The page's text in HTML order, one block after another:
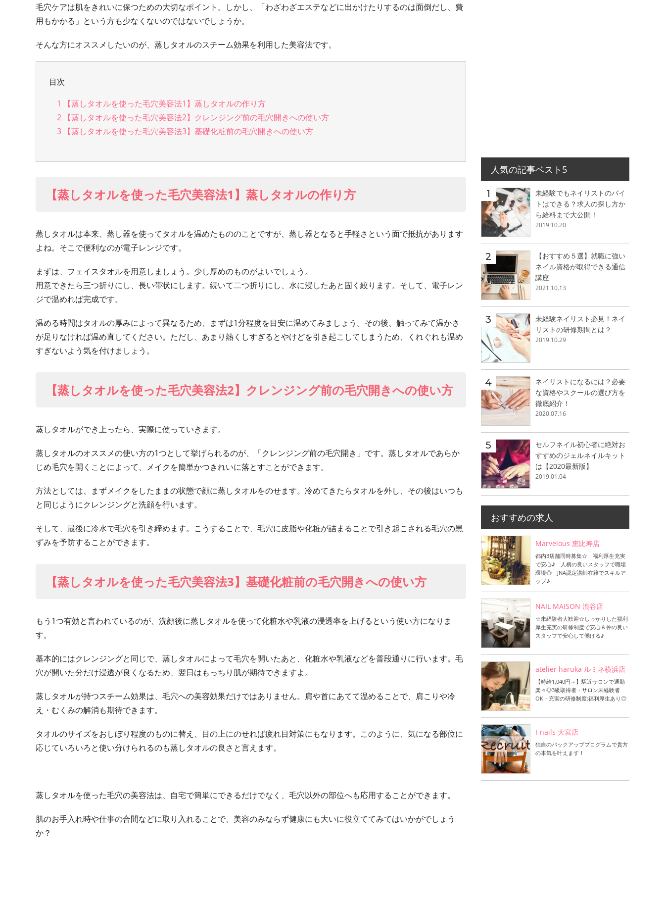
毛穴ケアは肌をきれいに保つための大切なポイント。しかし、「わざわざエステなどに出かけたりするのは面倒だし、費
用もかかる」という方も少なくないのではないでしょうか。
そんな方にオススメしたいのが、蒸しタオルのスチーム効果を利用した美容法です。
目次
1
【蒸しタオルを使った毛穴美容法1】蒸しタオルの作り方
2 【蒸しタオルを使った毛穴美容法2】クレンジング前の毛穴開きへの使い方
3 【蒸しタオルを使った毛穴美容法3】基礎化粧前の毛穴開きへの使い方
【蒸しタオルを使った毛穴美容法1】蒸しタオルの作り方
蒸しタオルは本来、蒸し器を使ってタオルを温めたもののことですが、蒸し器となると手軽さという面で抵抗があります
よね。そこで便利なのが電子レンジです。
まずは、フェイスタオルを用意しましょう。少し厚めのものがよいでしょう。
用意できたら三つ折りにし、長い帯状にします。続いて二つ折りにし、水に浸したあと固く絞ります。そして、電子レン
ジで温めれば完成です。
温める時間はタオルの厚みによって異なるため、まずは1分程度を目安に温めてみましょう。その後、触ってみて温かさ
が足りなければ温め直してください。ただし、あまり熱くしすぎるとやけどを引き起こしてしまうため、くれぐれも温め
すぎないよう気を付けましょう。
【蒸しタオルを使った毛穴美容法2】クレンジング前の毛穴開きへの使い方
蒸しタオルができ上ったら、実際に使っていきます。
蒸しタオルのオススメの使い方の1つとして挙げられるのが、「クレンジング前の毛穴開き」です。蒸しタオルであらか
じめ毛穴を開くことによって、メイクを簡単かつきれいに落とすことができます。
方法としては、まずメイクをしたままの状態で顔に蒸しタオルをのせます。冷めてきたらタオルを外し、その後はいつも
と同じようにクレンジングと洗顔を行います。
そして、最後に冷水で毛穴を引き締めます。こうすることで、毛穴に皮脂や化粧が詰まることで引き起こされる毛穴の黒
ずみを予防することができます。
【蒸しタオルを使った毛穴美容法3】基礎化粧前の毛穴開きへの使い方
もう1つ有効と言われているのが、洗顔後に蒸しタオルを使って化粧水や乳液の浸透率を上げるという使い方になりま
す。
基本的にはクレンジングと同じで、蒸しタオルによって毛穴を開いたあと、化粧水や乳液などを普段通りに行います。毛
穴が開いた分だけ浸透が良くなるため、翌日はもっちり肌が期待できますよ。
蒸しタオルが持つスチーム効果は、毛穴への美容効果だけではありません。肩や首にあてて温めることで、肩こりや冷
え・むくみの解消も期待できます。
タオルのサイズをおしぼり程度のものに替え、目の上にのせれば疲れ目対策にもなります。このように、気になる部位に
応じていろいろと使い分けられるのも蒸しタオルの良さと言えます。
蒸しタオルを使った毛穴の美容法は、自宅で簡単にできるだけでなく、毛穴以外の部位へも応用することができます。
肌のお手入れ時や仕事の合間などに取り入れることで、美容のみならず健康にも大いに役立ててみてはいかがでしょう
か？
人気の記事ベスト5
未経験でもネイリストのバイ
トはできる？求人の探し方か
ら給料まで大公開！
2019.10.20
【おすすめ５選】就職に強い
ネイル資格が取得できる通信
講座
2021.10.13
未経験ネイリスト必見！ネイ
リストの研修期間とは？
2019.10.29
ネイリストになるには？必要
な資格やスクールの選び方を
徹底紹介！
2020.07.16
セルフネイル初心者に絶対お
すすめのジェルネイルキット
は【2020最新版】
2019.01.04
おすすめの求人
Marvelous 恵比寿店
都内3店舗同時募集☆ 福利厚生充実
で安心♪ 人柄の良いスタッフで職場
環境◎ JNA認定講師在籍でスキルア
ップ♪
NAIL MAISON 渋谷店
☆未経験者大歓迎☆しっかりした福利
厚生充実の研修制度で安心＆仲の良い
スタッフで安心して働ける♪
atelier haruka ルミネ横浜店
【時給1,040円～】駅近サロンで通勤
楽々◎3級取得者・サロン未経験者
OK・充実の研修制度:福利厚生あり◎
I-nails 大宮店
独自のバックアッププログラムで貴方
の本気を叶えます！